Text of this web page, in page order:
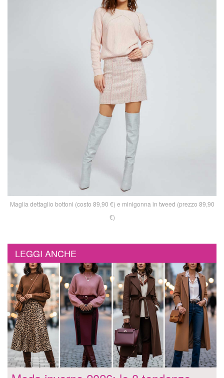
Maglia dettaglio bottoni (costo 89,90 €) e minigonna in tweed (prezzo 89,90
€)
LEGGI ANCHE